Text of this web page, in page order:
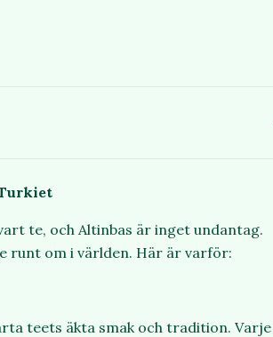
te, och Altinbas är inget undantag.
runt om i världen. Här är varför:
teets äkta smak och tradition. Varje